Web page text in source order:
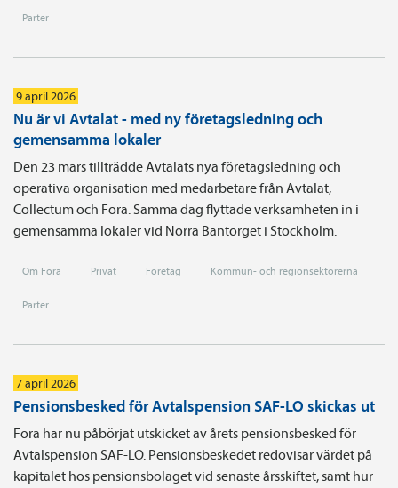
Parter
9 april 2026
Nu är vi Avtalat - med ny företagsledning och
gemensamma lokaler
Den 23 mars tillträdde Avtalats nya företagsledning och
operativa organisation med medarbetare från Avtalat,
Collectum och Fora. Samma dag flyttade verksamheten in i
gemensamma lokaler vid Norra Bantorget i Stockholm.
Om Fora Privat Företag Kommun- och regionsektorerna
Parter
7 april 2026
Pensionsbesked för Avtalspension SAF-LO skickas ut
Fora har nu påbörjat utskicket av årets pensionsbesked för
Avtalspension SAF-LO. Pensionsbeskedet redovisar värdet på
kapitalet hos pensionsbolaget vid senaste årsskiftet, samt hur